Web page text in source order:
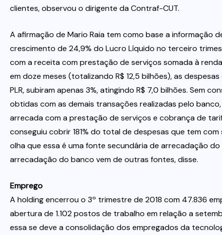
clientes, observou o dirigente da Contraf-CUT.
A afirmação de Mario Raia tem como base a informação
crescimento de 24,9% do Lucro Líquido no terceiro
com a receita com prestação de serviços somada à
em doze meses (totalizando R$ 12,5 bilhões), as
PLR, subiram apenas 3%, atingindo R$ 7,0 bilhões. Sem
obtidas com as demais transações realizadas pelo
arrecada com a prestação de serviços e cobrança de
conseguiu cobrir 181% do total de despesas que tem com
olha que essa é uma fonte secundária de arrecadação
arrecadação do banco vem de outras fontes, disse.
Emprego
A holding encerrou o 3º trimestre de 2018 com 47.836
abertura de 1.102 postos de trabalho em relação a
essa se deve a consolidação dos empregados da